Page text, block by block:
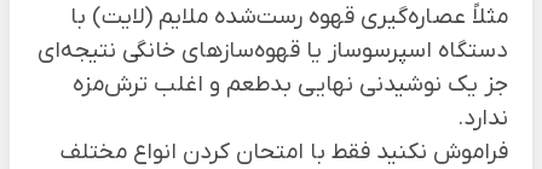
مثلاً عصاره‌گیری قهوه رست‌شده ملایم (لایت) با
دستگاه اسپرسوساز یا قهوه‌ساز‌های خانگی نتیجه‌ای
جز یک نوشیدنی نهایی بدطعم و اغلب ترش‌مزه
ندارد.
فراموش نکنید فقط با امتحان کردن انواع مختلف